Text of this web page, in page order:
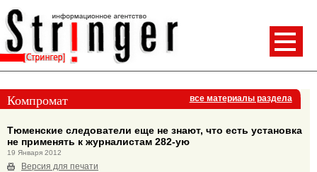
Компромат все материалы раздела
Тюменские следователи еще не знают, что есть установка
не применять к журналистам 282-ую
19 Января 2012
Версия для печати